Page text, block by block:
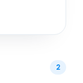
Su
servicio
confiable
2